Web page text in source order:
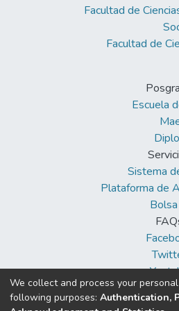
de la primera
Tamburco,
Facultad de
Facultad de
Escuela
Sistema
Plataforma de
We collect and process your
following purposes: Authentication,